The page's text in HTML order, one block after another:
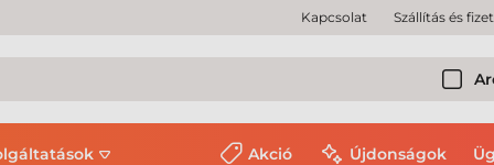
Kapcsolat Szállítás és
Akció Újdonságok